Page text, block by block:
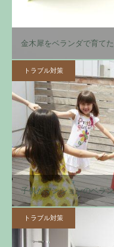
金木犀をベランダで育て
トラブル対策
子供がマンションのベラ
トラブル対策